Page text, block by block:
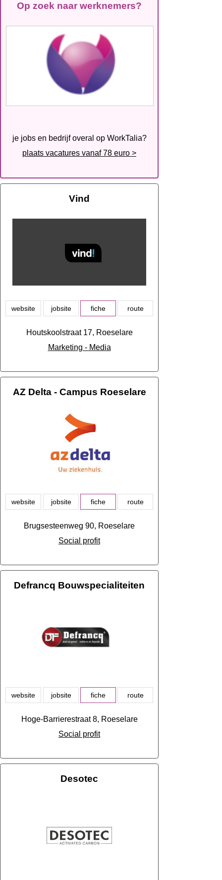
Op zoek naar werknemers?
je jobs en bedrijf overal op WorkTalia?
plaats vacatures vanaf 78 euro >
Vind
website jobsite fiche route
Houtskoolstraat 17, Roeselare
Marketing - Media
AZ Delta - Campus Roeselare
website jobsite fiche route
Brugsesteenweg 90, Roeselare
Social profit
Defrancq Bouwspecialiteiten
website jobsite fiche route
Hoge-Barrierestraat 8, Roeselare
Social profit
Desotec